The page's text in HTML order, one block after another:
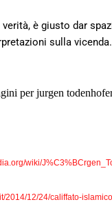
è giusto dar
sulla vicenda.
wiki/
2014/12/24/califfato-